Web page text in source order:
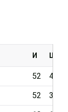
И Ш
52 4
52 3